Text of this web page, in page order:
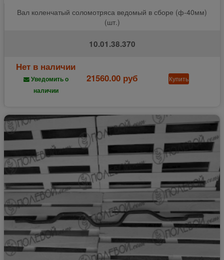
Вал коленчатый соломотряса ведомый в сборе (ф-40мм)
(шт.)
10.01.38.370
Нет в наличии
Уведомить о
наличии
21560.00 руб Купить